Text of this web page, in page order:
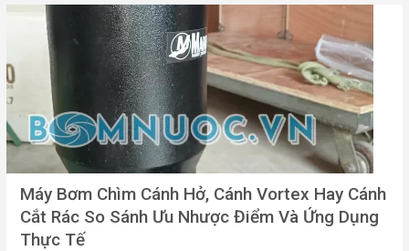
Máy Bơm Chìm Cánh Hở, Cánh Vortex Hay Cánh
Cắt Rác So Sánh Ưu Nhược Điểm Và Ứng Dụng
Thực Tế